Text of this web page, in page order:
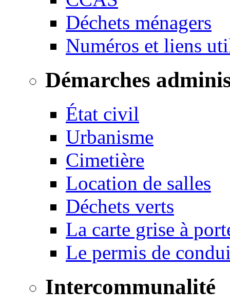
Déchets ménagers
Numéros et liens
Démarches
État civil
Urbanisme
Cimetière
Location de salles
Déchets verts
La carte grise à
Le permis de
Intercommunalité